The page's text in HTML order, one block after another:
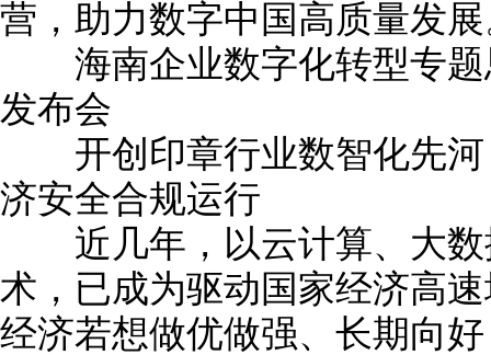
营，助力数字中国高质量发
海南企业数字化转型专题
发布会
开创印章行业数智化先河
济安全合规运行
近几年，以云计算、大数
术，已成为驱动国家经济高
经济若想做优做强、长期向